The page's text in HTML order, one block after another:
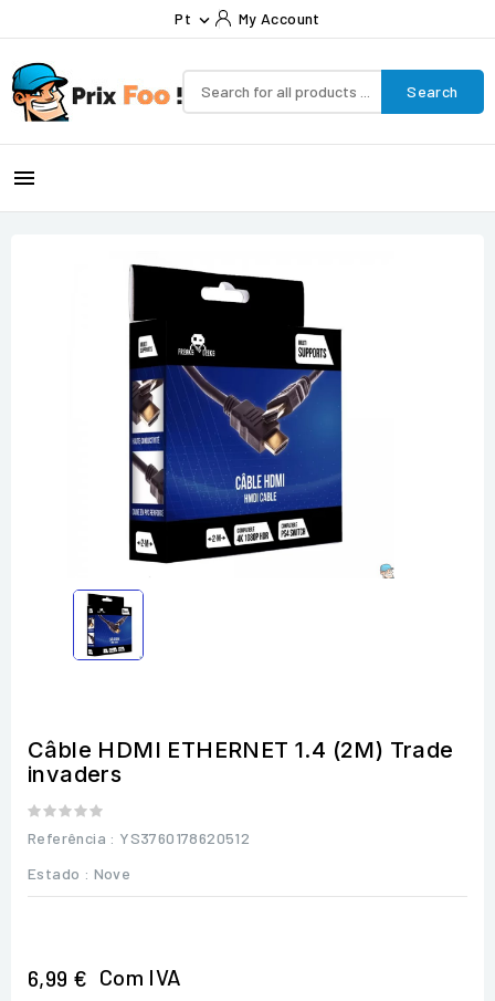
Pt  My Account
Search

Câble HDMI ETHERNET 1.4 (2M) Trade
invaders
Referência : YS3760178620512
Estado : Nove
6,99 € Com IVA